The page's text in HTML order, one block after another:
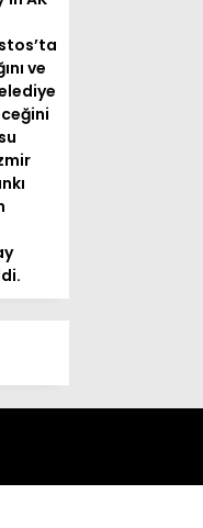
ve